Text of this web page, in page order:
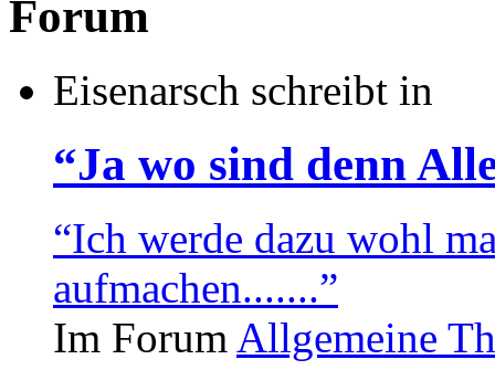
Forum
Eisenarsch schreibt in
“Ja wo sind denn
“Ich werde dazu wohl
aufmachen.......”
Im Forum Allgemeine